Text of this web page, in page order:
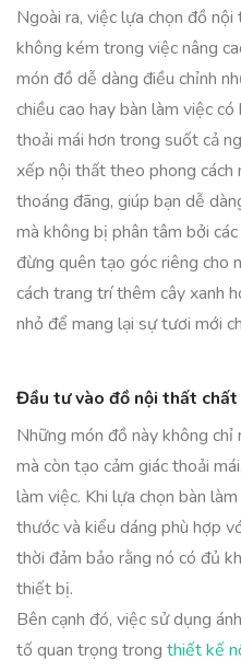
Ngoài ra, việc lựa chọn đồ
không kém trong việc nâng
món đồ dễ dàng điều chỉnh
chiều cao hay bàn làm việc
thoải mái hơn trong suốt cả
xếp nội thất theo phong cách
thoáng đãng, giúp bạn dễ
mà không bị phân tâm bởi
đừng quên tạo góc riêng cho
cách trang trí thêm cây xanh
nhỏ để mang lại sự tươi mới
Đầu tư vào đồ nội thất
Những món đồ này không
mà còn tạo cảm giác thoải
làm việc. Khi lựa chọn bàn
thước và kiểu dáng phù hợp
thời đảm bảo rằng nó có đủ
thiết bị.
Bên cạnh đó, việc sử dụng
tố quan trọng trong thiết kế